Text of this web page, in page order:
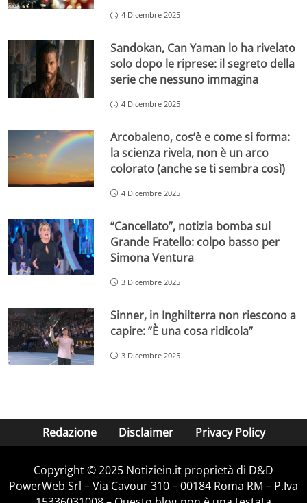
4 Dicembre 2025
Sandokan, Can Yaman lo ha rivelato
solo dopo le riprese: il segreto della
serie che nessuno immagina
4 Dicembre 2025
Arcobaleno, cos’è e come si forma:
la scienza rivela, non è un arco
colorato (anche se ti sembra così)
4 Dicembre 2025
“Cancellato”, notizia bomba sul
Grande Fratello: colpo basso per
Simona Ventura
3 Dicembre 2025
Sinner, in Inghilterra non riescono a
capire: ”È una cosa ridicola”
3 Dicembre 2025
Redazione Disclaimer Privacy Policy
Copyright © 2025 Notiziein.it proprietà di D&D
PowerWeb Srl – Via Cavour 310 – 00184 Roma RM – P.Iva